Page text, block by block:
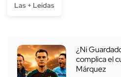
Las + Leídas
¿Ni
complica el
Márquez